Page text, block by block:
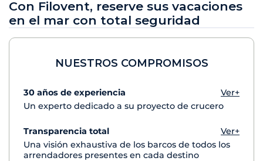
Con Filovent, reserve sus vacaciones
en el mar con total seguridad
NUESTROS COMPROMISOS
30 años de experiencia
Ver+
Un experto dedicado a su proyecto de crucero
Transparencia total
Ver+
Una visión exhaustiva de los barcos de todos los
arrendadores presentes en cada destino